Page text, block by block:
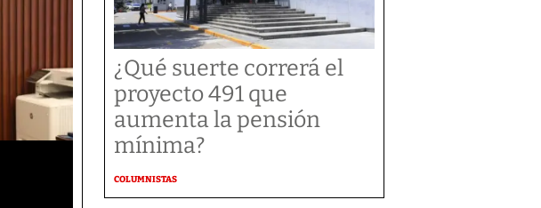
¿Qué suerte correrá el
proyecto 491 que
aumenta la pensión
mínima?
COLUMNISTAS